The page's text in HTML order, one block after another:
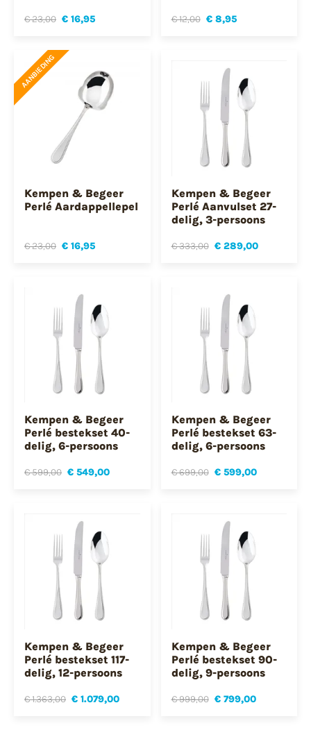
€ 23,00 € 16,95 € 12,00 € 8,95
AANBIEDING
Kempen & Begeer
Perlé Aardappellepel
€ 23,00 € 16,95
Kempen & Begeer
Perlé Aanvulset 27-
delig, 3-persoons
€ 333,00 € 289,00
Kempen & Begeer
Perlé bestekset 40-
delig, 6-persoons
€ 599,00 € 549,00
Kempen & Begeer
Perlé bestekset 63-
delig, 6-persoons
€ 699,00 € 599,00
Kempen & Begeer
Perlé bestekset 117-
delig, 12-persoons
€ 1.363,00 € 1.079,00
Kempen & Begeer
Perlé bestekset 90-
delig, 9-persoons
€ 999,00 € 799,00